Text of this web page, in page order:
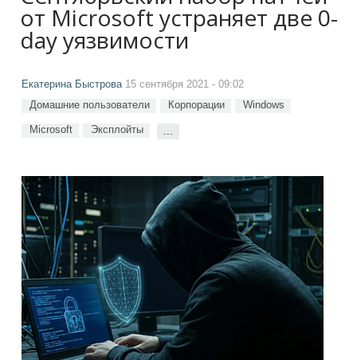
от Microsoft устраняет две 0-
day уязвимости
Екатерина Быстрова15 сентября 2021 - 09:02
Домашние пользователи Корпорации Windows
Microsoft Эксплойты ...